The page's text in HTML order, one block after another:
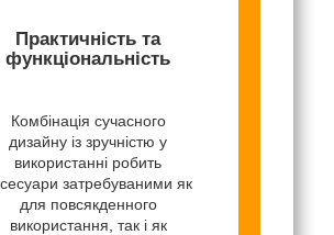
Практичність та
функціональність
Комбінація сучасного
дизайну із зручністю у
використанні робить
затребуваними як
для повсякденного
використання, так і як